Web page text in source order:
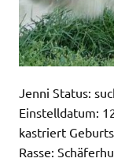
Jenni Status:
Einstelldatum:
kastriert
Rasse: